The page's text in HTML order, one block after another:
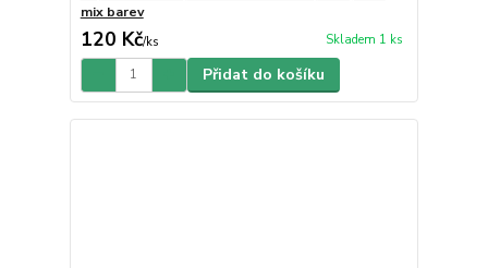
mix barev
120 Kč/ks Skladem 1 ks
Přidat do košíku